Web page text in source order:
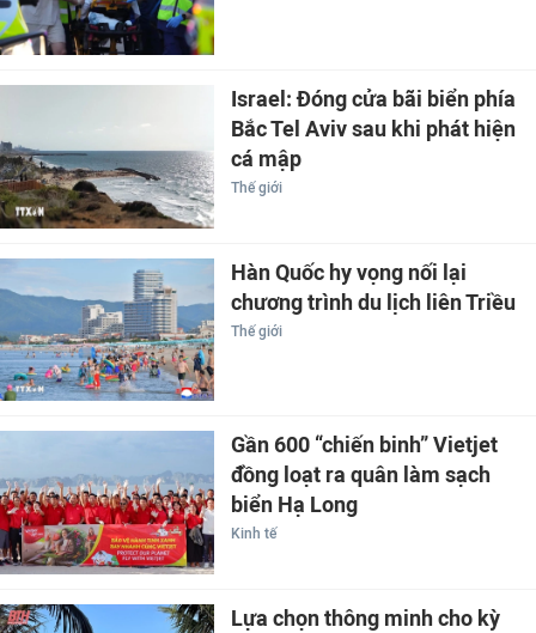
Israel: Đóng cửa bãi biển phía
Bắc Tel Aviv sau khi phát hiện
cá mập
Thế giới
Hàn Quốc hy vọng nối lại
chương trình du lịch liên Triều
Thế giới
Gần 600 “chiến binh” Vietjet
đồng loạt ra quân làm sạch
biển Hạ Long
Kinh tế
Lựa chọn thông minh cho kỳ